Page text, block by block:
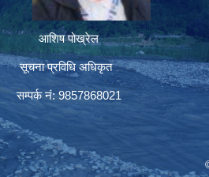
आशिष पोख्रेल
सूचना प्रविधि अधिकृत
सम्पर्क नं: 9857868021